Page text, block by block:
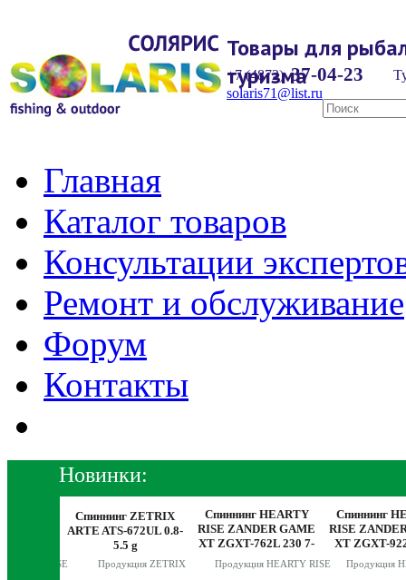
Товары для
туризма
+7 (4872) 37-04-23
solaris71@list.ru
Главная
Каталог товаров
Консультации
Ремонт и обслуживание
Форум
Контакты
Новинки:
HEARTY RISE
Спиннинг ZETRIX
ARTE ATS-672UL 0.8-
5.5 g
Продукция ZETRIX
Спиннинг HEARTY
RISE ZANDER GAME
XT ZGXT-762L 230 7-
Продукция HEARTY RISE
Спиннинг
RISE
XT ZGXT-
10-42g
Продукция